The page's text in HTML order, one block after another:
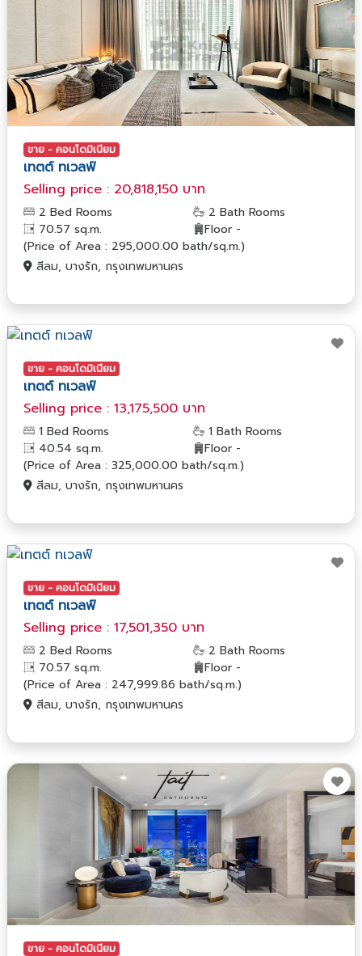
ขาย - คอนโดมิเนียม
เทตต์ ทเวลฟ์
Selling price : 20,818,150 บาท
2 Bed Rooms
2 Bath Rooms
70.57 sq.m.
Floor -
(Price of Area : 295,000.00 bath/sq.m.)
สีลม, บางรัก, กรุงเทพมหานคร
ขาย - คอนโดมิเนียม
เทตต์ ทเวลฟ์
Selling price : 13,175,500 บาท
1 Bed Rooms
1 Bath Rooms
40.54 sq.m.
Floor -
(Price of Area : 325,000.00 bath/sq.m.)
สีลม, บางรัก, กรุงเทพมหานคร
ขาย - คอนโดมิเนียม
เทตต์ ทเวลฟ์
Selling price : 17,501,350 บาท
2 Bed Rooms
2 Bath Rooms
70.57 sq.m.
Floor -
(Price of Area : 247,999.86 bath/sq.m.)
สีลม, บางรัก, กรุงเทพมหานคร
ขาย - คอนโดมิเนียม